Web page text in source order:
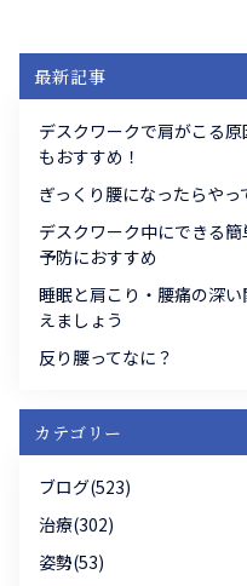
最新記事
デスクワークで肩がこる
もおすすめ！
ぎっくり腰になったらや
デスクワーク中にできる
予防におすすめ
睡眠と肩こり・腰痛の深
えましょう
反り腰ってなに？
カテゴリー
ブログ(523)
治療(302)
姿勢(53)